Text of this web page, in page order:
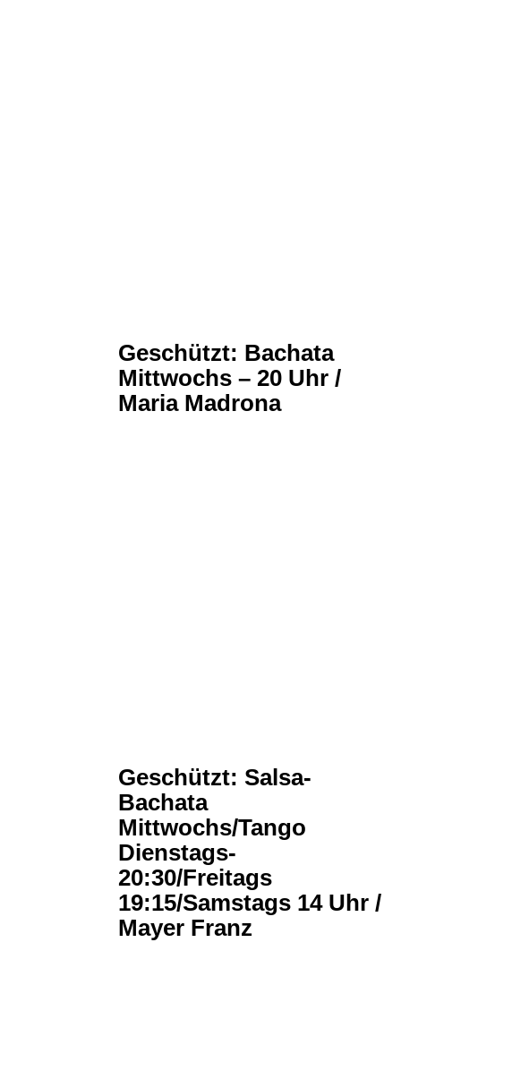
Geschützt: Bachata
Mittwochs – 20 Uhr /
Maria Madrona
Geschützt: Salsa-
Bachata
Mittwochs/Tango
Dienstags-
20:30/Freitags
19:15/Samstags 14 Uhr /
Mayer Franz